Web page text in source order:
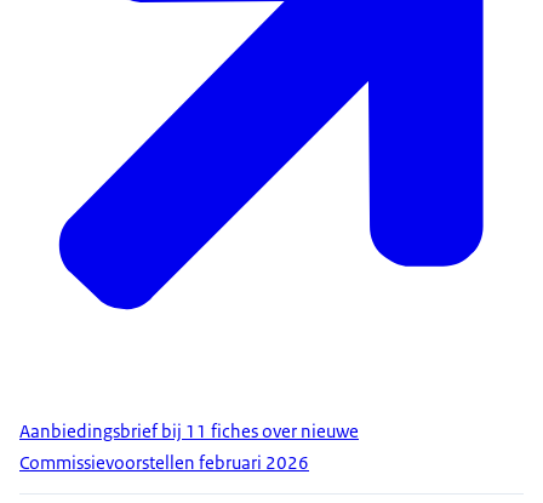
Aanbiedingsbrief bij 11 fiches over nieuwe
Commissievoorstellen februari 2026